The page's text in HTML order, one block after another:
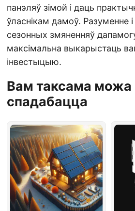
панэляў зімой і даць
ўласнікам дамоў. Разуменне
сезонных змяненняў
максімальна выкарыстаць
інвестыцыю.
Вам таксама можа
спадабацца